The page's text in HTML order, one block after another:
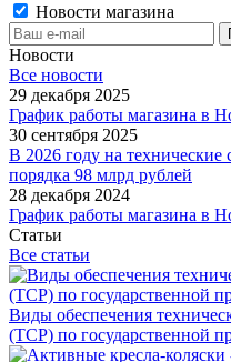
Новости магазина
Новости
Все новости
29 декабря 2025
График работы магазина в
30 сентября 2025
В 2026 году на технические
порядка 98 млрд рублей
28 декабря 2024
График работы магазина в
Статьи
Все статьи
Виды обеспечения
(ТСР) по государственной